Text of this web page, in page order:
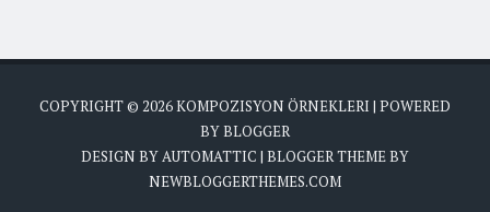
COPYRIGHT © 2026KOMPOZISYON ÖRNEKLERI | POWERED
BYBLOGGER
DESIGN BYAUTOMATTIC | BLOGGER THEME BY
NEWBLOGGERTHEMES.COM